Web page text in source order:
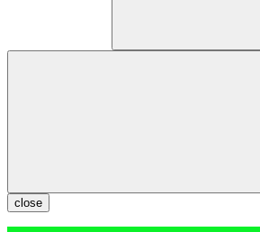
close